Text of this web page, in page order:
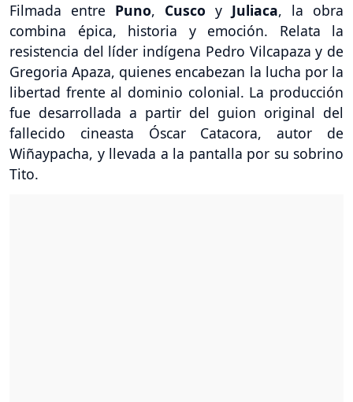
Filmada entre Puno, Cusco y Juliaca, la obra
combina épica, historia y emoción. Relata la
resistencia del líder indígena Pedro Vilcapaza y de
Gregoria Apaza, quienes encabezan la lucha por la
libertad frente al dominio colonial. La producción
fue desarrollada a partir del guion original del
fallecido cineasta Óscar Catacora, autor de
Wiñaypacha, y llevada a la pantalla por su sobrino
Tito.